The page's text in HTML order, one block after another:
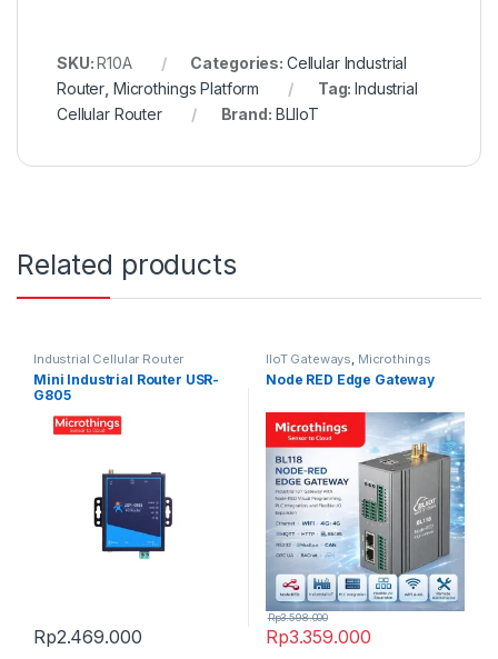
SKU:R10A Categories: Cellular Industrial
Router Microthings Platform Tag:Industrial
Cellular Router
Brand: BLIIoT
Related products
Industrial Cellular Router
Mini Industrial Router USR-
G805
Rp2.469.000
IIoT Gateways, Microthings
Platform
Node RED Edge Gateway
Rp3.359.000
Rp3.598.000